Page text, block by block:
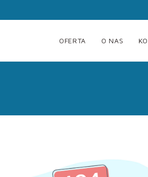
OFERTA O NAS